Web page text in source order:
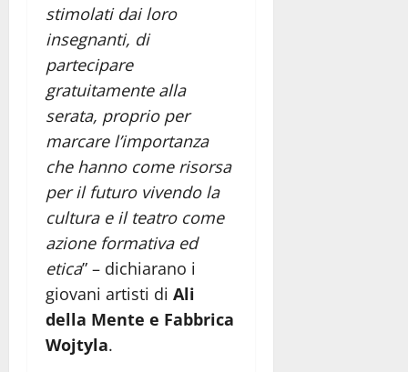
stimolati dai loro
insegnanti, di
partecipare
gratuitamente alla
serata, proprio per
marcare l’importanza
che hanno come risorsa
per il futuro vivendo la
cultura e il teatro come
azione formativa ed
etica” – dichiarano i
giovani artisti di Ali
della Mente e Fabbrica
Wojtyla.